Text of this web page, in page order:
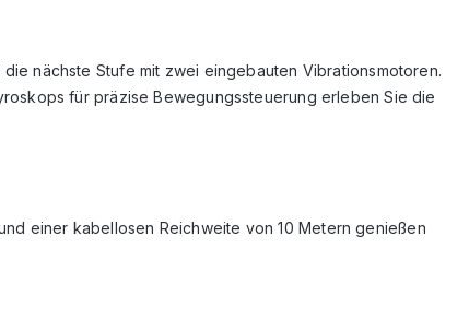
nächste Stufe mit zwei eingebauten Vibrationsmotoren.
für präzise Bewegungssteuerung erleben Sie die
einer kabellosen Reichweite von 10 Metern genießen